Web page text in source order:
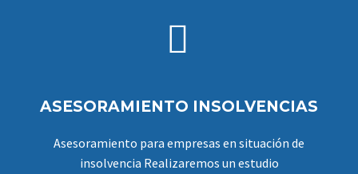


ASESORAMIENTO INSOLVENCIAS
Asesoramiento para empresas en situación de
insolvencia Realizaremos un estudio